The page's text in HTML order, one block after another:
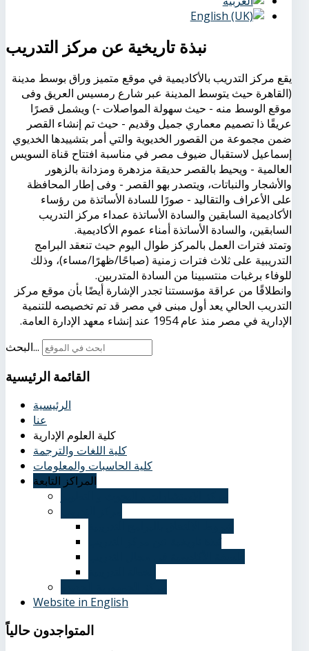
نبذة تاريخية عن مركز التدريب
يقع مركز التدريب بالأكاديمية في موقع متميز وراق بوسط مدينة
(القاهرة حيث يتوسط المدينة عبر شارع رمسيس العريق وفى
موقع الوسط منه - حيث سهولة المواصلات -) ويشمل قصرًا
عريقًا ذا تصميم معماري جميل وقديم - حيث تم إنشاء القصر
ضمن مجموعة من القصور الخديوية والتي أمر بتشييدها الخديوي
إسماعيل لاستقبال ضيوف مصر في مناسبة افتتاح قناة السويس
العالمية - ويحيط بالقصر حديقة مزدهرة ومزدانة بالزهور
والأشجار والنباتات، ويتصدر بهو القصر - وفى إطار المحافظة
على الأعراف والتقاليد - صورًا للسادة الأساتذة من رؤساء
الأكاديمية السابقين والسادة الأساتذة عمداء مركز التدريب
السابقين، والسادة الأساتذة أمناء عموم الأكاديمية.
وتمتد فترات العمل بالمركز طوال اليوم حيث تنعقد البرامج
التدريبية على ثلاث فترات زمنية (صباحًا/ظهرًا/مساء)، وذلك
للوفاء برغبات منتسبينا من السادة المتدربين.
وانطلاقًا من عراقة مؤسستنا تجدر الإشارة أيضًا بأن موقع مركز
التدريب الحالي يعد أول مبنى في مصر قد تم تخصيصه للتنمية
الإدارية في مصر منذ عام 1954 عند إنشاء معهد الإدارة العامة.
البحث...
القائمة الرئيسية
الرئيسية
عنا
كلية العلوم الإدارية
كلية اللغات والترجمة
كلية الحاسبات والمعلومات
المراكز التابعة
Website in English
المتواجدون حالياً